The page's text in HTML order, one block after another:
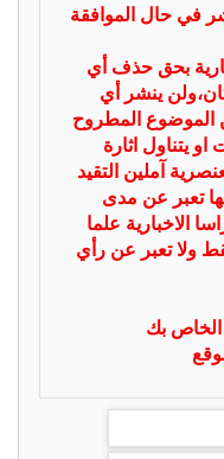
في حال الموافقة
بحق حذف أي
ينشر أي
الموضوع المطروح
يتناول اثارة
آملين التقيد
تعبر عن مدى
الاخبارية علما
ولا تعبر عن رأي
بك